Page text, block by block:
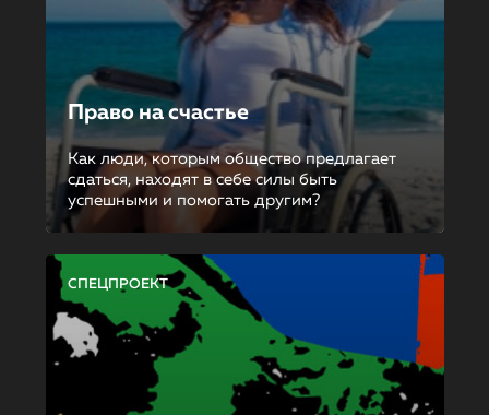
Право на счастье
Как люди, которым общество предлагает
сдаться, находят в себе силы быть
успешными и помогать другим?
СПЕЦПРОЕКТ